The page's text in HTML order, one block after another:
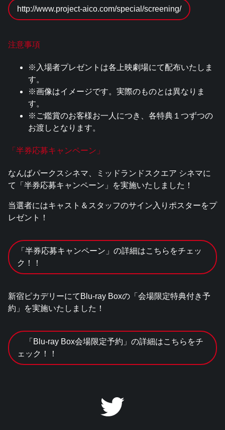
http://www.project-aico.com/special/screening/
注意事項
※入場者プレゼントは各上映劇場にて配布いたしま
す。
※画像はイメージです。実際のものとは異なりま
す。
※ご鑑賞のお客様お一人につき、各特典１つずつの
お渡しとなります。
「半券応募キャンペーン」
なんばパークスシネマ、ミッドランドスクエア シネマに
て「半券応募キャンペーン」を実施いたしました！
当選者にはキャスト＆スタッフのサイン入りポスターをプ
レゼント！
「半券応募キャンペーン」の詳細はこちらをチェッ
ク！！
新宿ピカデリーにてBlu-ray Boxの「会場限定特典付き予
約」を実施いたしました！
「Blu-ray Box会場限定予約」の詳細はこちらをチ
ェック！！